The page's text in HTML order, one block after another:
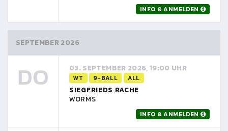
INFO & ANMELDEN
SEPTEMBER 2026
DO 03. SEPTEMBER 2026, 19:00 UHR
WT 9-BALL ALL
SIEGFRIEDS RACHE
WORMS
INFO & ANMELDEN